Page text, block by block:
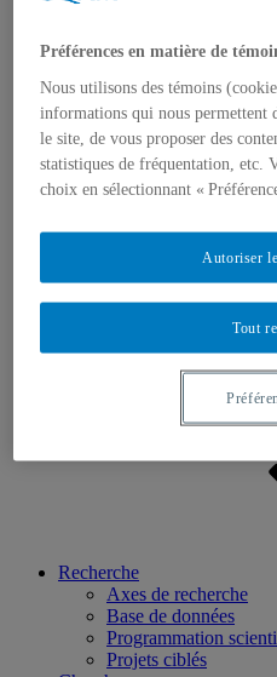
Communiqués
Distinctions
Événements à venir
Archives et bilans
Recherche
Axes de recherche
Base de données
Programmation
Projets ciblés
Préférences en matière de
Nous utilisons des témoins
informations qui nous permettent
le site, de vous proposer des
statistiques de fréquentation, etc.
choix en sélectionnant «
Tout
Autoriser